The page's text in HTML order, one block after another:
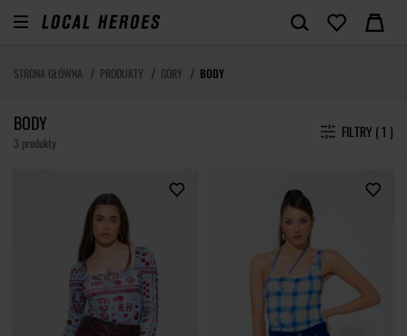
STRONA GŁÓWNA PRODUKTY GÓRY BODY
BODY
3 produkty
FILTRY ( 1 )